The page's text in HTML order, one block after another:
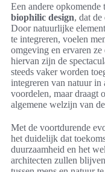
Een andere opkomende
biophilic design, dat de
Door natuurlijke
te integreren, voelen
omgeving en ervaren
hiervan zijn de
steeds vaker worden
integreren van natuur in
voordelen, maar draagt
algemene welzijn van
Met de voortdurende
het duidelijk dat
duurzaamheid en het
architecten zullen